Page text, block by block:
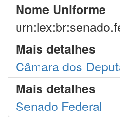
Nome Uniforme
Mais detalhes
Câmara dos
Mais detalhes
Senado Federal